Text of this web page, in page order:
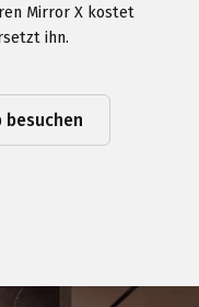
Mirror X kostet
ihn.
besuchen